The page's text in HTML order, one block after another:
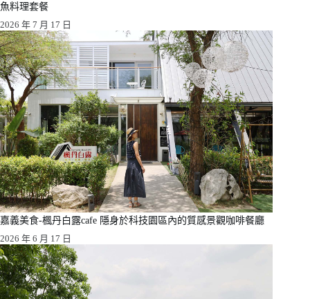
魚料理套餐
2026 年 7 月 17 日
嘉義美食-楓丹白露cafe 隱身於科技園區內的質感景觀咖啡餐廳
2026 年 6 月 17 日